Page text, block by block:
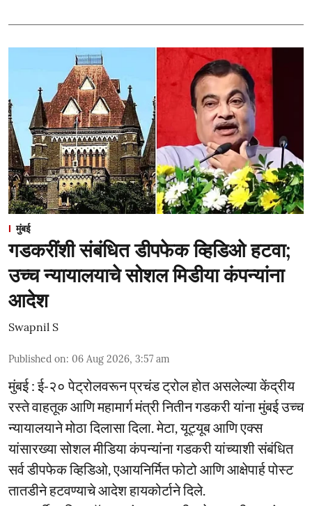
मुंबई
गडकरींशी संबंधित डीपफेक व्हिडिओ हटवा;
उच्च न्यायालयाचे सोशल मिडीया कंपन्यांना
आदेश
Swapnil S
Published on: 06 Aug 2026, 3:57 am
मुंबई : ई-२० पेट्रोलवरून प्रचंड ट्रोल होत असलेल्या केंद्रीय
रस्ते वाहतूक आणि महामार्ग मंत्री नितीन गडकरी यांना मुंबई उच्च
न्यायालयाने मोठा दिलासा दिला. मेटा, यूट्यूब आणि एक्स
यांसारख्या सोशल मीडिया कंपन्यांना गडकरी यांच्याशी संबंधित
सर्व डीपफेक व्हिडिओ, एआयनिर्मित फोटो आणि आक्षेपार्ह पोस्ट
तातडीने हटवण्याचे आदेश हायकोर्टाने दिले.